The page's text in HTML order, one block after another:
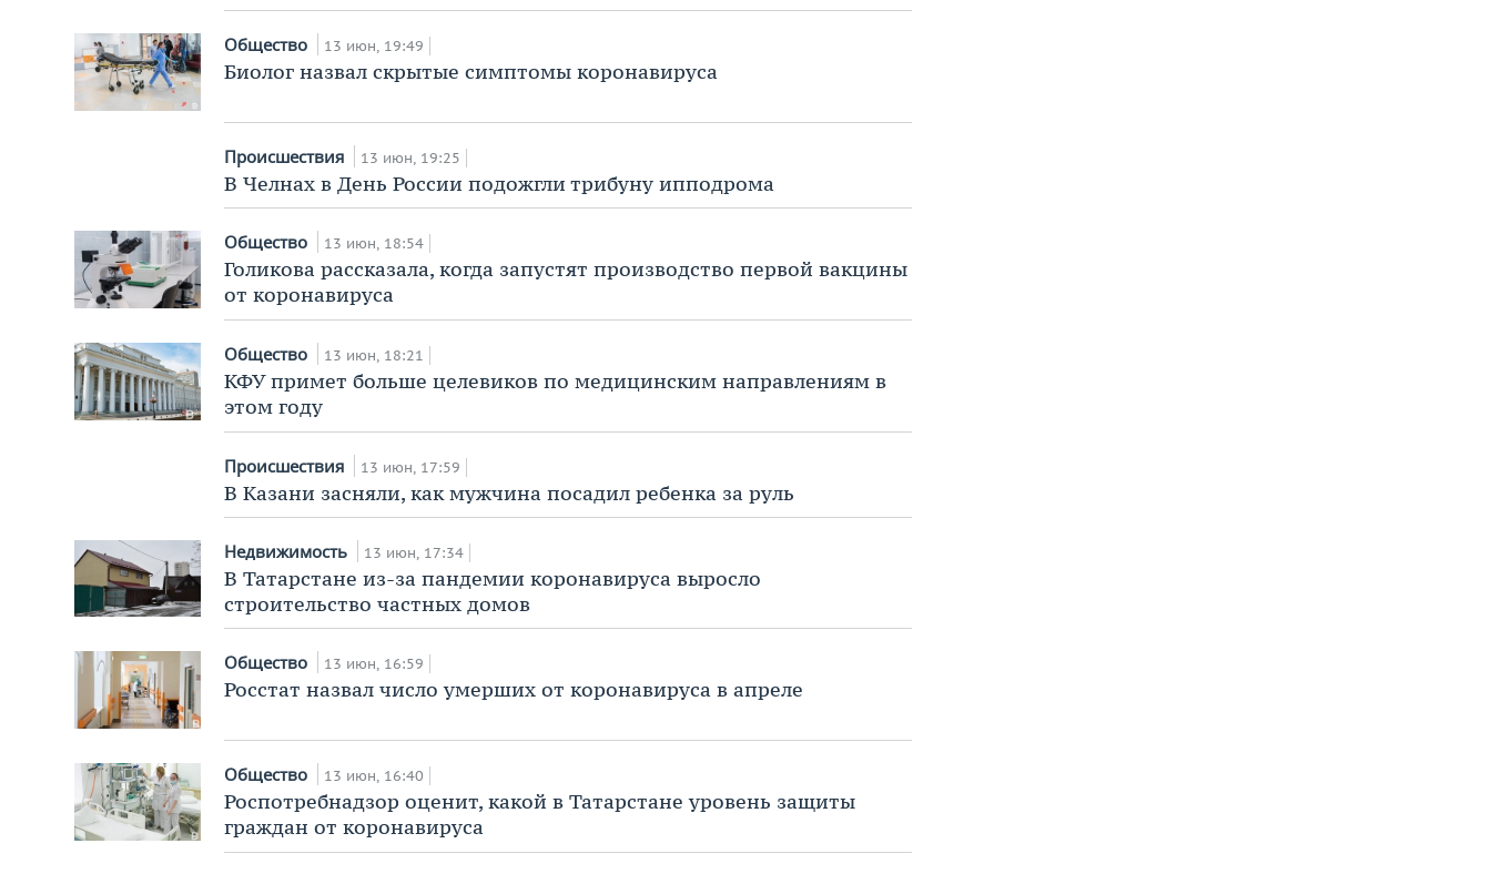
Общество 13 июн, 19:49
Биолог назвал скрытые симптомы коронавируса
Происшествия 13 июн, 19:25
В Челнах в День России подожгли трибуну ипподрома
Общество 13 июн, 18:54
Голикова рассказала, когда запустят производство первой вакцины
от коронавируса
Общество 13 июн, 18:21
КФУ примет больше целевиков по медицинским направлениям в
этом году
Происшествия 13 июн, 17:59
В Казани засняли, как мужчина посадил ребенка за руль
Недвижимость 13 июн, 17:34
В Татарстане из-за пандемии коронавируса выросло
строительство частных домов
Общество 13 июн, 16:59
Росстат назвал число умерших от коронавируса в апреле
Общество 13 июн, 16:40
Роспотребнадзор оценит, какой в Татарстане уровень защиты
граждан от коронавируса